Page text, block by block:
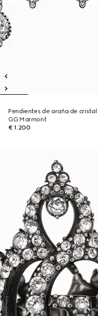
Pendientes de araña de cristal
GG Marmont
€ 1.200